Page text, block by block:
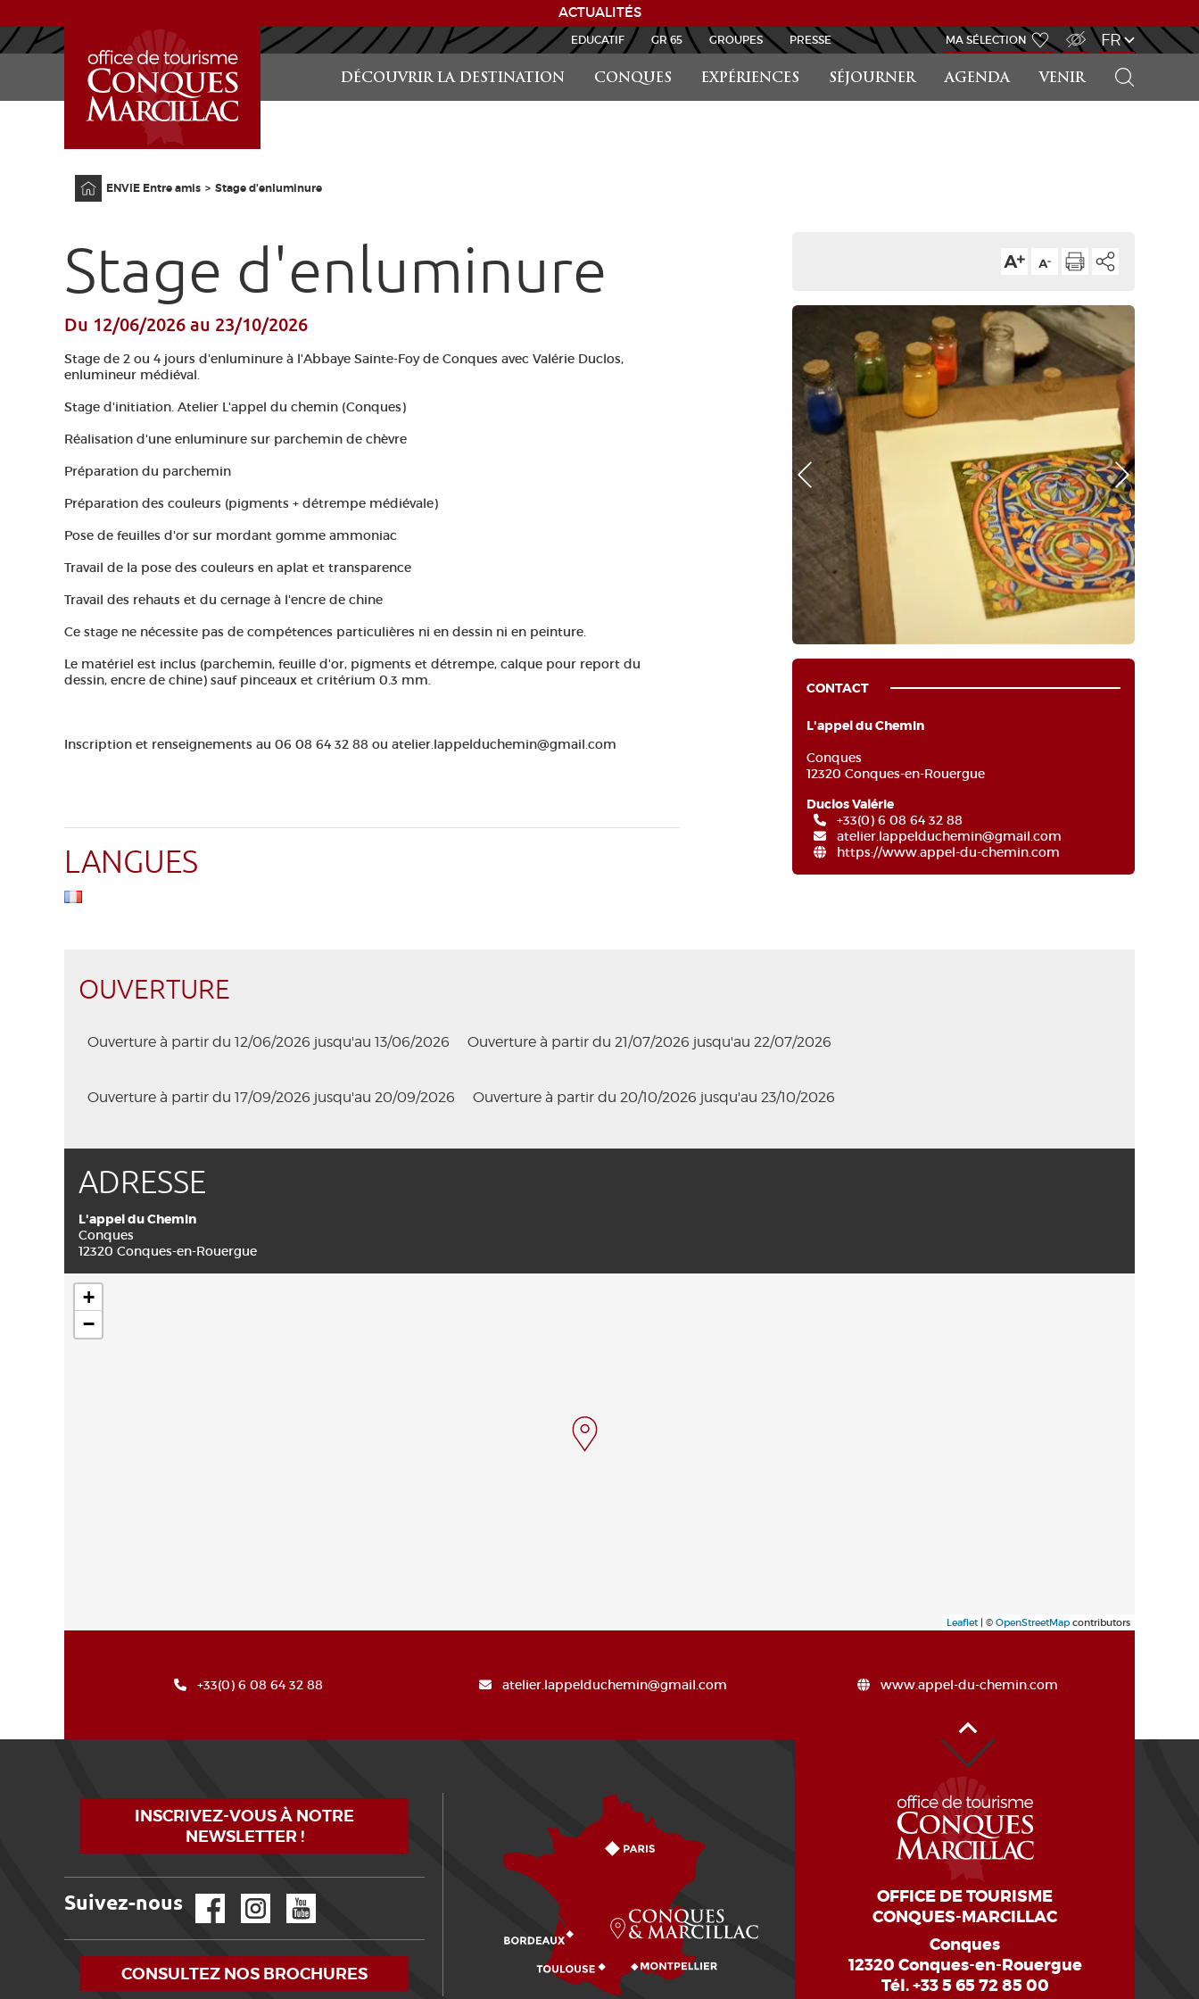
ACTUALITÉS
DÉCOUVRIR LA DESTINATION CONQUES EXPÉRIENCES SÉJOURNER AGENDA VENIR
EDUCATIF GR 65 GROUPES PRESSE MA SÉLECTION FR
ENVIE Entre amis Stage d'enluminure
Stage d'enluminure
Du 12/06/2026au 23/10/2026
Stage de 2 ou 4 jours d'enluminure à l'Abbaye Sainte-Foy de Conques avec Valérie Duclos,
enlumineur médiéval.
Stage d'initiation. Atelier L'appel du chemin (Conques)
Réalisation d'une enluminure sur parchemin de chèvre
Préparation du parchemin
Préparation des couleurs (pigments + détrempe médiévale)
Pose de feuilles d'or sur mordant gomme ammoniac
Travail de la pose des couleurs en aplat et transparence
Travail des rehauts et du cernage à l'encre de chine
Ce stage ne nécessite pas de compétences particulières ni en dessin ni en peinture.
Le matériel est inclus (parchemin, feuille d'or, pigments et détrempe, calque pour report du
dessin, encre de chine) sauf pinceaux et critérium 0.3 mm.
Inscription et renseignements au 06 08 64 32 88 ou atelier.lappelduchemin@gmail.com
LANGUES
CONTACT
L'appel du Chemin
Conques
12320 Conques-en-Rouergue
Duclos Valérie
+33(0) 6 08 64 32 88
atelier.lappelduchemin@gmail.com
https://www.appel-du-chemin.com
OUVERTURE
Ouverture à partir du 12/06/2026 jusqu'au 13/06/2026 Ouverture à partir du 21/07/2026 jusqu'au 22/07/2026
Ouverture à partir du 17/09/2026 jusqu'au 20/09/2026 Ouverture à partir du 20/10/2026 jusqu'au 23/10/2026
ADRESSE
L'appel du Chemin
Conques
12320 Conques-en-Rouergue
+
−
Leaflet| © OpenStreetMap contributors
+33(0) 6 08 64 32 88 atelier.lappelduchemin@gmail.com www.appel-du-chemin.com
INSCRIVEZ-VOUS À NOTRE
NEWSLETTER !
Suivez-nous
CONSULTEZ NOS BROCHURES
OFFICE DE TOURISME
CONQUES-MARCILLAC
Conques
12320 Conques-en-Rouergue
Tél.+33 5 65 72 85 00